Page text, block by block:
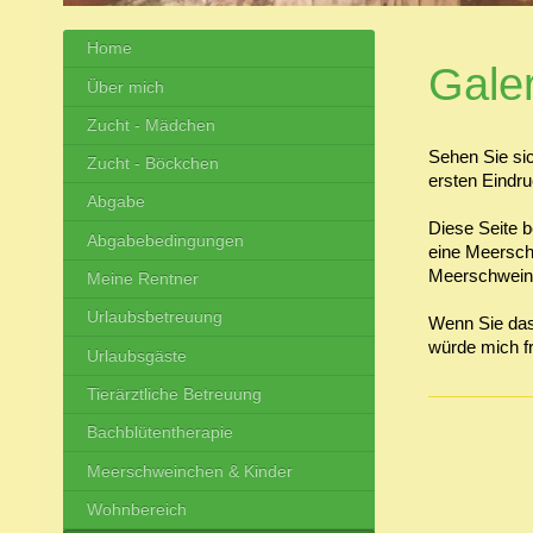
Sehen Sie
ersten
Diese Seite
eine
Wenn Sie
würde mich
Home
Über mich
Zucht - Mädchen
Zucht - Böckchen
Abgabe
Abgabebedingungen
Meine Rentner
Urlaubsbetreuung
Urlaubsgäste
Tierärztliche Betreuung
Bachblütentherapie
Meerschweinchen & Kinder
Wohnbereich